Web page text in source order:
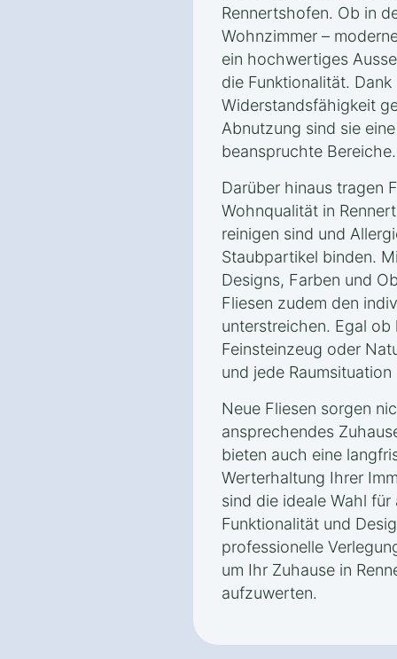
Rennertshofen. Ob in
Wohnzimmer –
ein hochwertiges
die Funktionalität.
Widerstandsfähigkeit
Abnutzung sind sie
beanspruchte Bereiche.
Darüber hinaus tragen
Wohnqualität in
reinigen sind und
Staubpartikel binden.
Designs, Farben und
Fliesen zudem den
unterstreichen. Egal ob
Feinsteinzeug oder
und jede
Neue Fliesen sorgen
ansprechendes
bieten auch eine
Werterhaltung Ihrer
sind die ideale Wahl
Funktionalität und
professionelle
um Ihr Zuhause in
aufzuwerten.